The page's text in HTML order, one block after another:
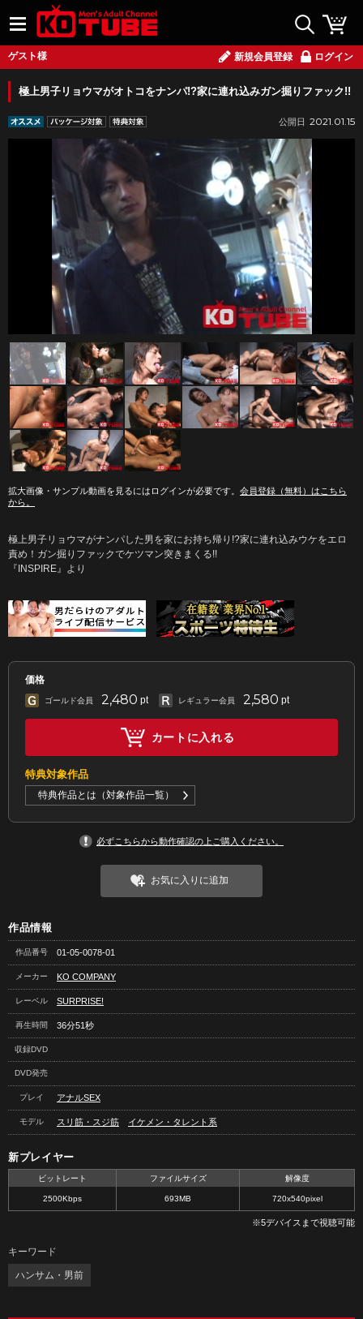
ゲスト様 新規会員登録 ログイン
極上男子リョウマがオトコをナンパ!?家に連れ込みガン掘りファック!!
2021.01.15
拡大画像・サンプル動画を見るにはログインが必要です。 会員登録（無料）はこちら
から。
極上男子リョウマがナンパした男を家にお持ち帰り!?家に連れ込みウケをエロ
責め！ガン掘りファックでケツマン突きまくる!!
『INSPIRE』より
価格
ゴールド会員 2,480 pt レギュラー会員 2,580 pt
カートに入れる
特典対象作品
特典作品とは（対象作品一覧）
必ずこちらから動作確認の上ご購入ください。
お気に入りに追加
作品情報
作品番号 01-05-0078-01
メーカー KO COMPANY
レーベル SURPRISE!
再生時間 36分51秒
収録DVD
DVD発売
プレイ アナルSEX
モデル スリ筋・スジ筋 イケメン・タレント系
新プレイヤー
ビットレート ファイルサイズ 解像度
2500Kbps 693MB 720x540pixel
※5デバイスまで視聴可能
キーワード
ハンサム・男前